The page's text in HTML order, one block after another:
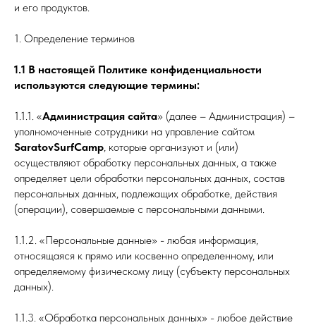
и его продуктов.
1. Определение терминов
1.1 В настоящей Политике конфиденциальности
используются следующие термины:
1.1.1. «Администрация сайта» (далее – Администрация) –
уполномоченные сотрудники на управление сайтом
SaratovSurfCamp, которые организуют и (или)
осуществляют обработку персональных данных, а также
определяет цели обработки персональных данных, состав
персональных данных, подлежащих обработке, действия
(операции), совершаемые с персональными данными.
1.1.2. «Персональные данные» - любая информация,
относящаяся к прямо или косвенно определенному, или
определяемому физическому лицу (субъекту персональных
данных).
1.1.3. «Обработка персональных данных» - любое действие